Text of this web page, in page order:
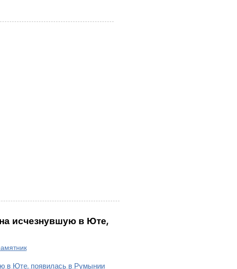
исчезнувшую в Юте,